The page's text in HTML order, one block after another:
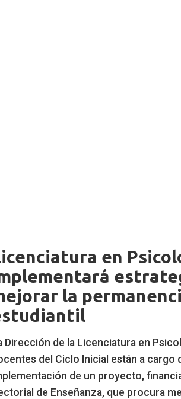
en
la
Dirección de la Licenciatura en
del Ciclo Inicial están a cargo
de un proyecto,
de Enseñanza, que procura